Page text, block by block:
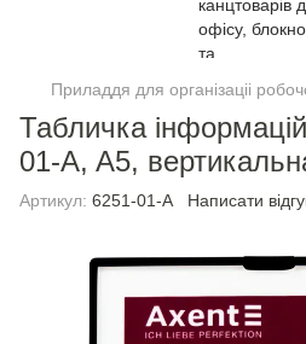
Приладдя для організаціі
Табличка
01-A, A5,
Артикул: 6251-01-A Написати